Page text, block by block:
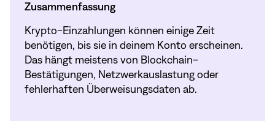
Zusammenfassung
Krypto-Einzahlungen können einige Zeit
benötigen, bis sie in deinem Konto erscheinen.
Das hängt meistens von Blockchain-
Bestätigungen, Netzwerkauslastung oder
fehlerhaften Überweisungsdaten ab.